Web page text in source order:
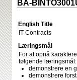
BA-
English Title
IT Contracts
Læringsmål
For at opnå
følgende læringsmål:
demonstrere en
demonstrere